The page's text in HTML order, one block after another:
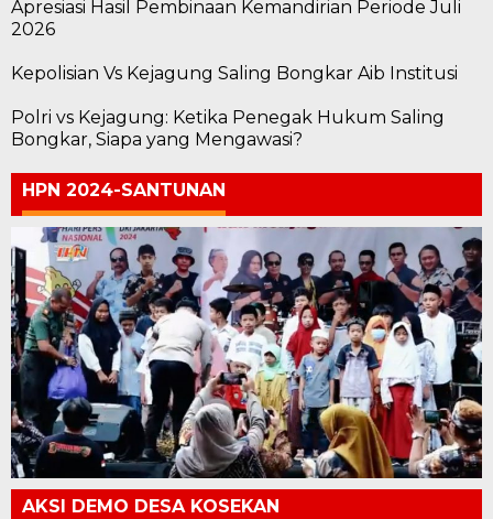
Apresiasi Hasil Pembinaan Kemandirian Periode Juli
2026
Kepolisian Vs Kejagung Saling Bongkar Aib Institusi
Polri vs Kejagung: Ketika Penegak Hukum Saling
Bongkar, Siapa yang Mengawasi?
HPN 2024-SANTUNAN
AKSI DEMO DESA KOSEKAN